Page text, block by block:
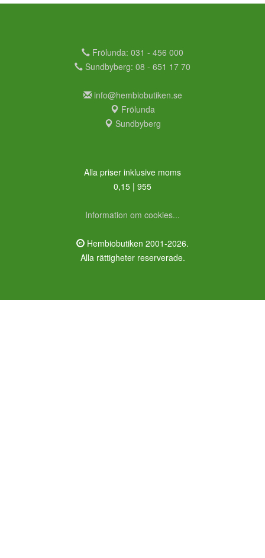
Frölunda: 031 - 456 000
Sundbyberg: 08 - 651 17 70
info@hembiobutiken.se
Frölunda
Sundbyberg
Alla priser inklusive moms
0,15 | 955
Information om cookies...
Hembiobutiken 2001-2026.
Alla rättigheter reserverade.